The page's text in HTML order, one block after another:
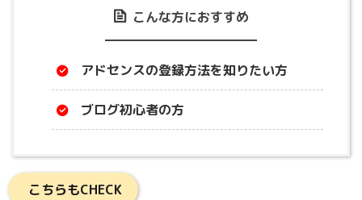
こんな方におすすめ
アドセンスの登録方法を知りたい方
ブログ初心者の方
こちらもCHECK